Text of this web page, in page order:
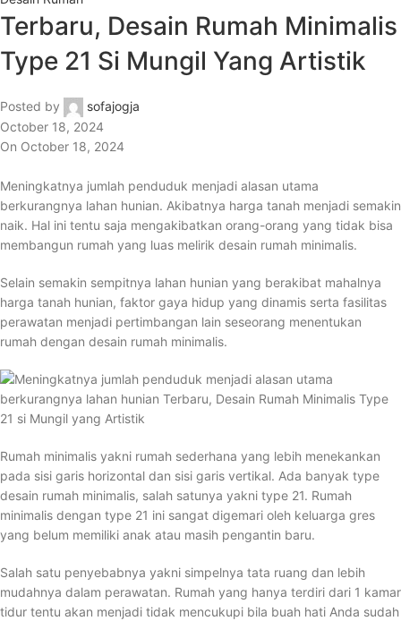
Terbaru, Desain Rumah Minimalis
Type 21 Si Mungil Yang Artistik
Posted by
sofajogja
October 18, 2024
On October 18, 2024
Meningkatnya jumlah penduduk menjadi alasan utama
berkurangnya lahan hunian. Akibatnya harga tanah menjadi semakin
naik. Hal ini tentu saja mengakibatkan orang-orang yang tidak bisa
membangun rumah yang luas melirik desain rumah minimalis.
Selain semakin sempitnya lahan hunian yang berakibat mahalnya
harga tanah hunian, faktor gaya hidup yang dinamis serta fasilitas
perawatan menjadi pertimbangan lain seseorang menentukan
rumah dengan desain rumah minimalis.
Rumah minimalis yakni rumah sederhana yang lebih menekankan
pada sisi garis horizontal dan sisi garis vertikal. Ada banyak type
desain rumah minimalis, salah satunya yakni type 21. Rumah
minimalis dengan type 21 ini sangat digemari oleh keluarga gres
yang belum memiliki anak atau masih pengantin baru.
Salah satu penyebabnya yakni simpelnya tata ruang dan lebih
mudahnya dalam perawatan. Rumah yang hanya terdiri dari 1 kamar
tidur tentu akan menjadi tidak mencukupi bila buah hati Anda sudah